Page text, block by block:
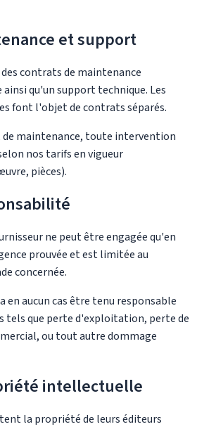
et support
contrats de maintenance
qu'un support technique. Les
font l'objet de contrats séparés.
de maintenance, toute intervention
nos tarifs en vigueur
pièces).
ne peut être engagée qu'en
prouvée et est limitée au
concernée.
en aucun cas être tenu responsable
tels que perte d'exploitation, perte de
ou tout autre dommage
intellectuelle
la propriété de leurs éditeurs